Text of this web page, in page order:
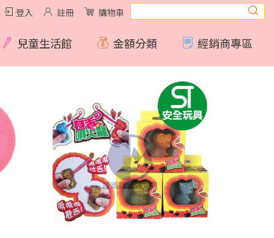
登入 註冊 購物車
兒童生活館 金額分類 經銷商專區